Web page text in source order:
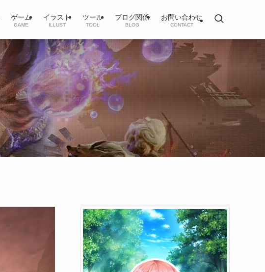
ゲーム
GAME
イラスト
ILLUST
ツール
TOOL
ブログ関係
BLOG
お問い合わせ
CONTACT